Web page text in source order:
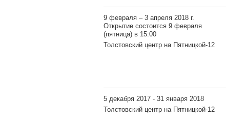
9 февраля – 3 апреля 2018 г.
Открытие состоится 9 февраля
(пятница) в 15:00
Толстовский центр на Пятницкой-12
5 декабря 2017 - 31 января 2018
Толстовский центр на Пятницкой-12